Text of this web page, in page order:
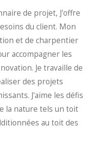
de projet, J'offre
du client. Mon
et de charpentier
accompagner les
Je travaille de
des projets
J'aime les défis
la nature tels un toit
au toit des